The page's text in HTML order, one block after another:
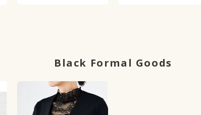
Black Formal Goods